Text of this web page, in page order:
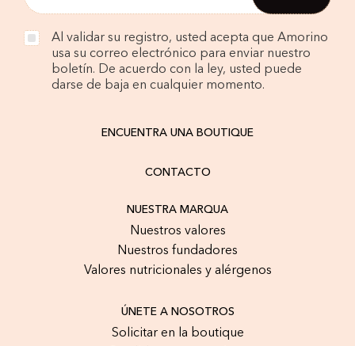
Al validar su registro, usted acepta que Amorino
usa su correo electrónico para enviar nuestro
boletín. De acuerdo con la ley, usted puede
darse de baja en cualquier momento.
ENCUENTRA UNA BOUTIQUE
CONTACTO
NUESTRA MARQUA
Nuestros valores
Nuestros fundadores
Valores nutricionales y alérgenos
ÚNETE A NOSOTROS
Solicitar en la boutique